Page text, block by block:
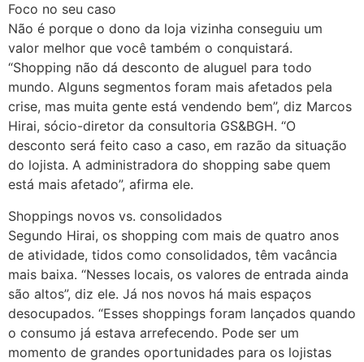
Foco no seu caso
Não é porque o dono da loja vizinha conseguiu um
valor melhor que você também o conquistará.
“Shopping não dá desconto de aluguel para todo
mundo. Alguns segmentos foram mais afetados pela
crise, mas muita gente está vendendo bem”, diz Marcos
Hirai, sócio-diretor da consultoria GS&BGH. “O
desconto será feito caso a caso, em razão da situação
do lojista. A administradora do shopping sabe quem
está mais afetado”, afirma ele.
Shoppings novos vs. consolidados
Segundo Hirai, os shopping com mais de quatro anos
de atividade, tidos como consolidados, têm vacância
mais baixa. “Nesses locais, os valores de entrada ainda
são altos”, diz ele. Já nos novos há mais espaços
desocupados. “Esses shoppings foram lançados quando
o consumo já estava arrefecendo. Pode ser um
momento de grandes oportunidades para os lojistas